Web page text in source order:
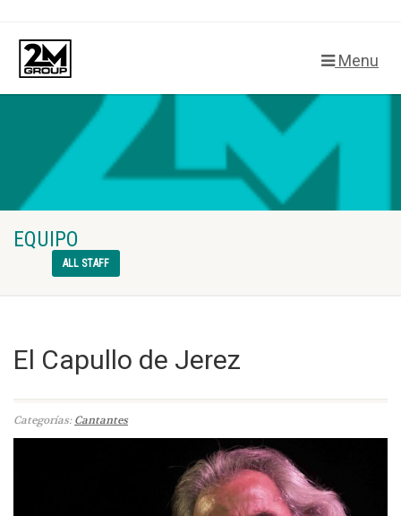
Menu
EQUIPO
ALL STAFF
El Capullo de Jerez
Categorías:Cantantes